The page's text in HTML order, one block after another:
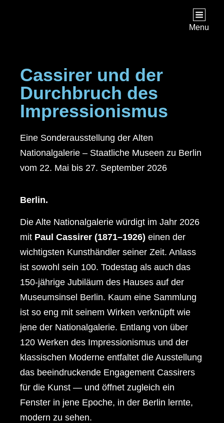
Menu
Cassirer und der
Durchbruch des
Impressionismus
Eine Sonderausstellung der Alten
Nationalgalerie – Staatliche Museen zu Berlin
vom 22. Mai bis 27. September 2026
Berlin.
Die Alte Nationalgalerie würdigt im Jahr 2026
mit Paul Cassirer (1871–1926) einen der
wichtigsten Kunsthändler seiner Zeit. Anlass
ist sowohl sein 100. Todestag als auch das
150‑jährige Jubiläum des Hauses auf der
Museumsinsel Berlin. Kaum eine Sammlung
ist so eng mit seinem Wirken verknüpft wie
jene der Nationalgalerie. Entlang von über
120 Werken des Impressionismus und der
klassischen Moderne entfaltet die Ausstellung
das beeindruckende Engagement Cassirers
für die Kunst — und öffnet zugleich ein
Fenster in jene Epoche, in der Berlin lernte,
modern zu sehen.